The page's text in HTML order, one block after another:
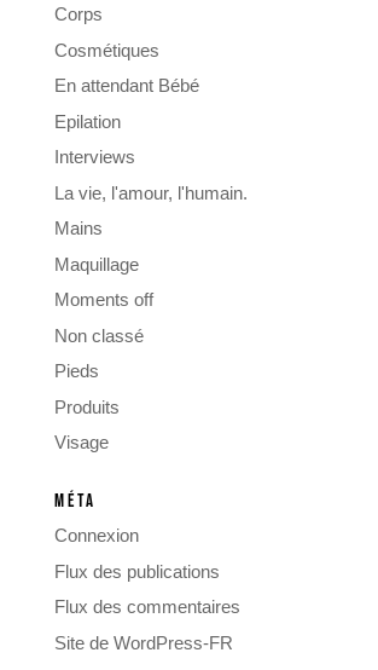
Corps
Cosmétiques
En attendant Bébé
Epilation
Interviews
La vie, l'amour, l'humain.
Mains
Maquillage
Moments off
Non classé
Pieds
Produits
Visage
MÉTA
Connexion
Flux des publications
Flux des commentaires
Site de WordPress-FR